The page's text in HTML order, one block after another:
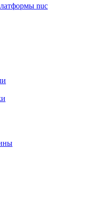
машины
камеры
машины
газовые
nuc